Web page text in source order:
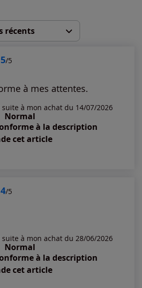
récents
5/5
à mes attentes.
à mon achat du 14/07/2026
Normal
à la description
cet article
4/5
à mon achat du 28/06/2026
Normal
à la description
cet article